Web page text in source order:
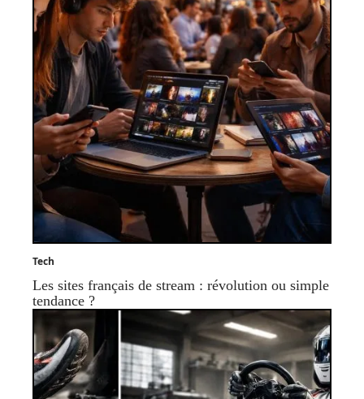
Tech
Les sites français de stream : révolution ou simple
tendance ?